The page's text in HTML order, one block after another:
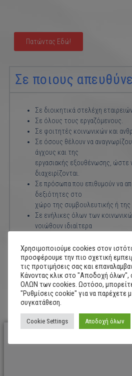
Πατώντας Εδώ!
Σε ποιους
Σε διοικητικά στελέχη
Σε όλους τους εργαζόμενους.
Σε φοιτητές κοινωνικών και
Σε όσους θέλουν να
άγχους και της
εργασιακής εξουθένωσης, ώστε
διαχειρίζονται.
Σε πρόσωπα που επιθυμούν να
δεξιότητες στο
χώρο της συμβουλευτικής ή της
Σε ενήλικες όλων των
νοιώθουν ιδιαίτερα
καθημερινότητά τους.
Σκοπός
Περιγραφή
Χρησιμοποιούμε cookies στον
προσφέρουμε την πιο σχετική
τις προτιμήσεις σας και
Κάνοντας κλικ στο "Αποδοχή όλων",
ΟΛΩΝ των cookies. Ωστόσο,
"Ρυθμίσεις cookie" για να παρέχετε
συγκατάθεση.
Cookie Settings Αποδοχή όλων